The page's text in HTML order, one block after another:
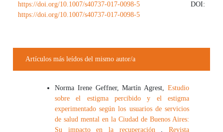
https://doi.org/10.1007/s40737-017-0098-5 DOI:
https://doi.org/10.1007/s40737-017-0098-5
Artículos más leídos del mismo autor/a
Norma Irene Geffner, Martín Agrest, Estudio
sobre el estigma percibido y el estigma
experimentado según los usuarios de servicios
de salud mental en la Ciudad de Buenos Aires:
Su impacto en la recuperación , Revista